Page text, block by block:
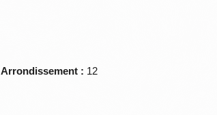
Arrondissement : 12